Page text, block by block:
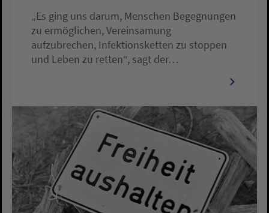
„Es ging uns darum, Menschen Begegnungen
zu ermöglichen, Vereinsamung
aufzubrechen, Infektionsketten zu stoppen
und Leben zu retten“, sagt der…